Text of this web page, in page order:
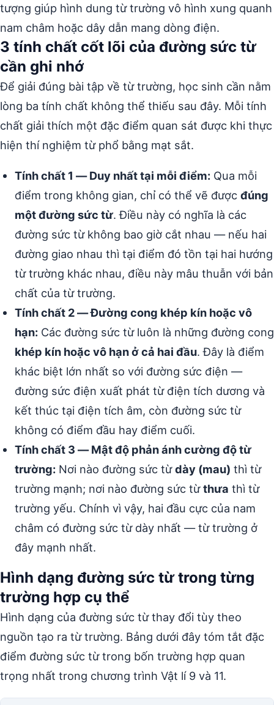
tượng giúp hình dung từ trường vô hình xung quanh
nam châm hoặc dây dẫn mang dòng điện.
3 tính chất cốt lõi của đường sức từ
cần ghi nhớ
Để giải đúng bài tập về từ trường, học sinh cần nằm
lòng ba tính chất không thể thiếu sau đây. Mỗi tính
chất giải thích một đặc điểm quan sát được khi thực
hiện thí nghiệm từ phổ bằng mạt sắt.
Tính chất 1 — Duy nhất tại mỗi điểm: Qua mỗi
điểm trong không gian, chỉ có thể vẽ được đúng
một đường sức từ. Điều này có nghĩa là các
đường sức từ không bao giờ cắt nhau — nếu hai
đường giao nhau thì tại điểm đó tồn tại hai hướng
từ trường khác nhau, điều này mâu thuẫn với bản
chất của từ trường.
Tính chất 2 — Đường cong khép kín hoặc vô
hạn: Các đường sức từ luôn là những đường cong
khép kín hoặc vô hạn ở cả hai đầu. Đây là điểm
khác biệt lớn nhất so với đường sức điện —
đường sức điện xuất phát từ điện tích dương và
kết thúc tại điện tích âm, còn đường sức từ
không có điểm đầu hay điểm cuối.
Tính chất 3 — Mật độ phản ánh cường độ từ
trường: Nơi nào đường sức từdày (mau) thì từ
trường mạnh; nơi nào đường sức từthưa thì từ
trường yếu. Chính vì vậy, hai đầu cực của nam
châm có đường sức từ dày nhất — từ trường ở
đây mạnh nhất.
Hình dạng đường sức từ trong từng
trường hợp cụ thể
Hình dạng của đường sức từ thay đổi tùy theo
nguồn tạo ra từ trường. Bảng dưới đây tóm tắt đặc
điểm đường sức từ trong bốn trường hợp quan
trọng nhất trong chương trình Vật lí 9 và 11.